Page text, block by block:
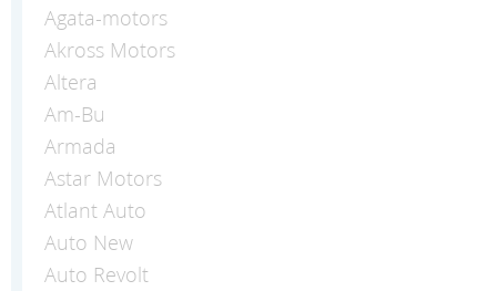
Agata-motors
Akross Motors
Altera
Am-Bu
Armada
Astar Motors
Atlant Auto
Auto New
Auto Revolt